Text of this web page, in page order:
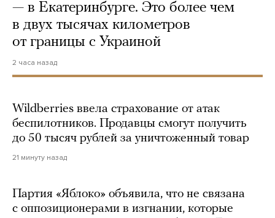
— в Екатеринбурге. Это более чем
в двух тысячах километров
от границы с Украиной
2 часа назад
Wildberries ввела страхование от атак
беспилотников. Продавцы смогут получить
до 50 тысяч рублей за уничтоженный товар
21 минуту назад
Партия «Яблоко» объявила, что не связана
с оппозиционерами в изгнании, которые